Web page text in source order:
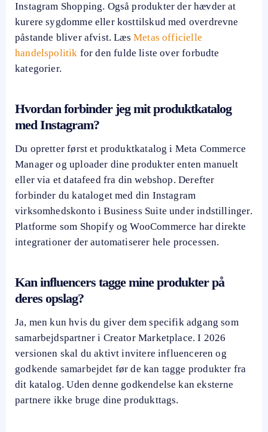
Instagram Shopping. Også produkter der hævder at
kurere sygdomme eller kosttilskud med overdrevne
påstande bliver afvist. LæsMetas officielle
handelspolitik for den fulde liste over forbudte
kategorier.
Hvordan forbinder jeg mit produktkatalog
med Instagram?
Du opretter først et produktkatalog i Meta Commerce
Manager og uploader dine produkter enten manuelt
eller via et datafeed fra din webshop. Derefter
forbinder du kataloget med din Instagram
virksomhedskonto i Business Suite under indstillinger.
Platforme som Shopify og WooCommerce har direkte
integrationer der automatiserer hele processen.
Kan influencers tagge mine produkter på
deres opslag?
Ja, men kun hvis du giver dem specifik adgang som
samarbejdspartner i Creator Marketplace. I 2026
versionen skal du aktivt invitere influenceren og
godkende samarbejdet før de kan tagge produkter fra
dit katalog. Uden denne godkendelse kan eksterne
partnere ikke bruge dine produkttags.